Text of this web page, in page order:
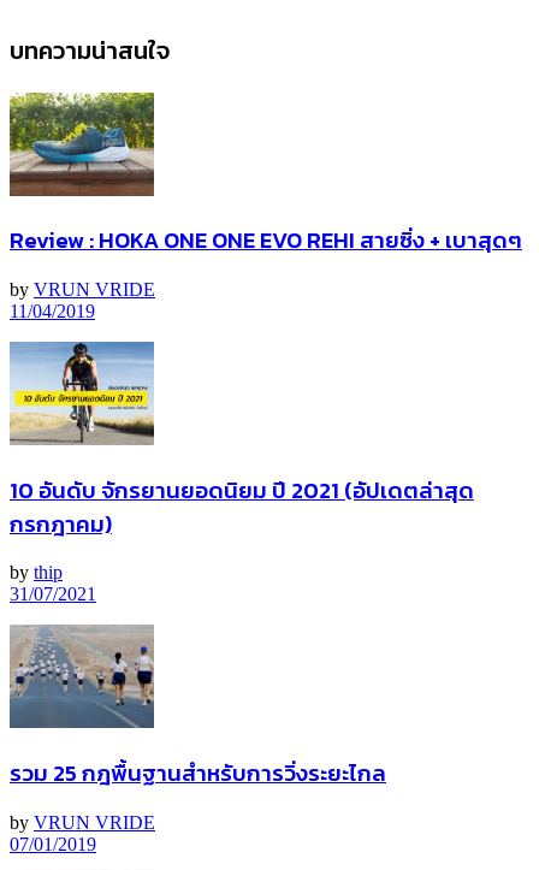
บทความน่าสนใจ
Review : HOKA ONE ONE EVO REHI สายซิ่ง + เบาสุดๆ
by VRUN VRIDE
11/04/2019
10 อันดับ จักรยานยอดนิยม ปี 2021 (อัปเดตล่าสุด
กรกฎาคม)
by thip
31/07/2021
รวม 25 กฎพื้นฐานสำหรับการวิ่งระยะไกล
by VRUN VRIDE
07/01/2019